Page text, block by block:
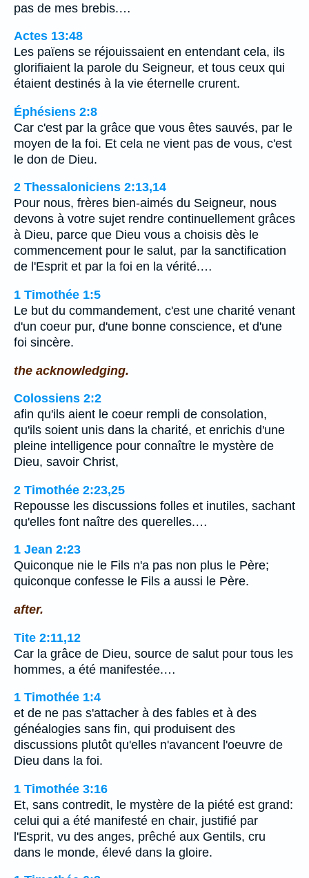
pas de mes brebis.…
Actes 13:48
Les païens se réjouissaient en entendant cela, ils
glorifiaient la parole du Seigneur, et tous ceux qui
étaient destinés à la vie éternelle crurent.
Éphésiens 2:8
Car c'est par la grâce que vous êtes sauvés, par le
moyen de la foi. Et cela ne vient pas de vous, c'est
le don de Dieu.
2 Thessaloniciens 2:13,14
Pour nous, frères bien-aimés du Seigneur, nous
devons à votre sujet rendre continuellement grâces
à Dieu, parce que Dieu vous a choisis dès le
commencement pour le salut, par la sanctification
de l'Esprit et par la foi en la vérité.…
1 Timothée 1:5
Le but du commandement, c'est une charité venant
d'un coeur pur, d'une bonne conscience, et d'une
foi sincère.
the acknowledging.
Colossiens 2:2
afin qu'ils aient le coeur rempli de consolation,
qu'ils soient unis dans la charité, et enrichis d'une
pleine intelligence pour connaître le mystère de
Dieu, savoir Christ,
2 Timothée 2:23,25
Repousse les discussions folles et inutiles, sachant
qu'elles font naître des querelles.…
1 Jean 2:23
Quiconque nie le Fils n'a pas non plus le Père;
quiconque confesse le Fils a aussi le Père.
after.
Tite 2:11,12
Car la grâce de Dieu, source de salut pour tous les
hommes, a été manifestée.…
1 Timothée 1:4
et de ne pas s'attacher à des fables et à des
généalogies sans fin, qui produisent des
discussions plutôt qu'elles n'avancent l'oeuvre de
Dieu dans la foi.
1 Timothée 3:16
Et, sans contredit, le mystère de la piété est grand:
celui qui a été manifesté en chair, justifié par
l'Esprit, vu des anges, prêché aux Gentils, cru
dans le monde, élevé dans la gloire.